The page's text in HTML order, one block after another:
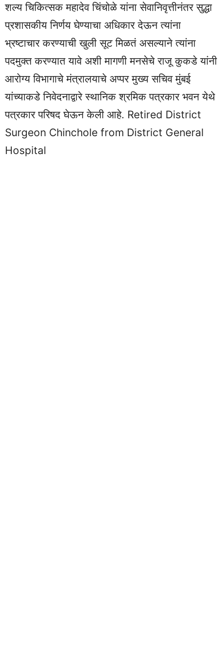
शल्य चिकित्सक महादेव चिंचोळे यांना सेवानिवृत्तीनंतर सुद्धा
प्रशासकीय निर्णय घेण्याचा अधिकार देऊन त्यांना
भ्रष्टाचार करण्याची खुली सूट मिळतं असल्याने त्यांना
पदमुक्त करण्यात यावे अशी मागणी मनसेचे राजू कुकडे यांनी
आरोग्य विभागाचे मंत्रालयाचे अप्पर मुख्य सचिव मुंबई
यांच्याकडे निवेदनाद्वारे स्थानिक श्रमिक पत्रकार भवन येथे
पत्रकार परिषद घेऊन केली आहे. Retired District
Surgeon Chinchole from District General
Hospital